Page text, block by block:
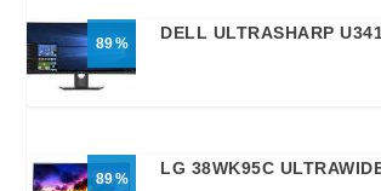
89
DELL ULTRASHARP
89
LG 38WK95C